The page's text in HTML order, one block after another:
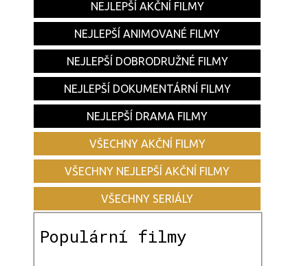
NEJLEPŠÍ AKČNÍ FILMY
NEJLEPŠÍ ANIMOVANÉ FILMY
NEJLEPŠÍ DOBRODRUŽNÉ FILMY
NEJLEPŠÍ DOKUMENTÁRNÍ FILMY
NEJLEPŠÍ DRAMA FILMY
VŠECHNY AKČNÍ FILMY
VŠECHNY NEJLEPŠÍ AKČNÍ FILMY
VŠECHNY SERIÁLY
Populární filmy